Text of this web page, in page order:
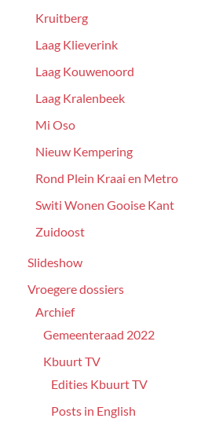
Kruitberg
Laag Klieverink
Laag Kouwenoord
Laag Kralenbeek
Mi Oso
Nieuw Kempering
Rond Plein Kraai en Metro
Switi Wonen Gooise Kant
Zuidoost
Slideshow
Vroegere dossiers
Archief
Gemeenteraad 2022
Kbuurt TV
Edities Kbuurt TV
Posts in English